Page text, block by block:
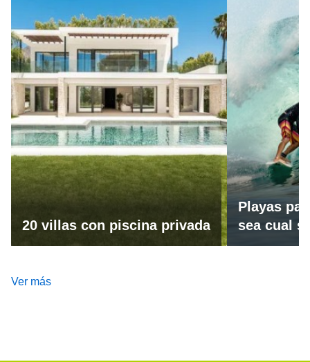
20 villas con piscina privada
Playas
sea cual
Ver más